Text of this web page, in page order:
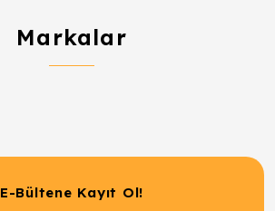
Markalar
E-Bültene Kayıt Ol!